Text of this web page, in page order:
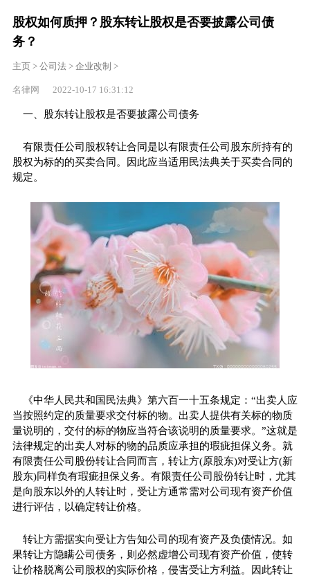
股权如何质押？股东转让股权是否要披露公司债
务？
主页> 公司法> 企业改制 >
名律网 2022-10-17 16:31:12
一、股东转让股权是否要披露公司债务
有限责任公司股权转让合同是以有限责任公司股东所持有的
股权为标的的买卖合同。因此应当适用民法典关于买卖合同的
规定。
《中华人民共和国民法典》第六百一十五条规定：“出卖人应
当按照约定的质量要求交付标的物。出卖人提供有关标的物质
量说明的，交付的标的物应当符合该说明的质量要求。”这就是
法律规定的出卖人对标的物的品质应承担的瑕疵担保义务。就
有限责任公司股份转让合同而言，转让方(原股东)对受让方(新
股东)同样负有瑕疵担保义务。有限责任公司股份转让时，尤其
是向股东以外的人转让时，受让方通常需对公司现有资产价值
进行评估，以确定转让价格。
转让方需据实向受让方告知公司的现有资产及负债情况。如
果转让方隐瞒公司债务，则必然虚增公司现有资产价值，使转
让价格脱离公司股权的实际价格，侵害受让方利益。因此转让